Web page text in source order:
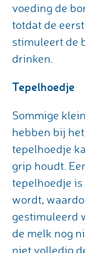
voeding de
totdat de
stimuleert de
drinken.
Tepelhoedje
Sommige
hebben bij
tepelhoedje
grip houdt.
tepelhoedje
wordt,
gestimuleerd
de melk nog
niet volledig